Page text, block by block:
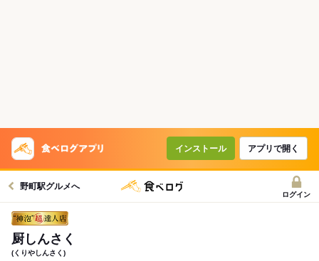
インストール アプリで開く
野町駅グルメへ
ログイン
厨しんさく
(くりやしんさく)